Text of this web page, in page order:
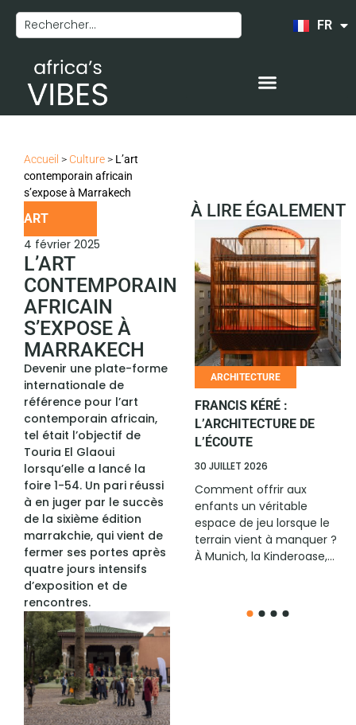
FR
EN
Accueil > Culture> L’art
contemporain africain
s’expose à Marrakech
ART
4 février 2025
L’ART
CONTEMPORAIN
AFRICAIN
S’EXPOSE À
MARRAKECH
Devenir une plate-forme
internationale de
référence pour l’art
contemporain africain,
tel était l’objectif de
Touria El Glaoui
lorsqu’elle a lancé la
foire 1-54. Un pari réussi
à en juger par le succès
de la sixième édition
marrakchie, qui vient de
fermer ses portes après
quatre jours intensifs
d’exposition et de
rencontres.
À LIRE ÉGALEMENT
LE RIRE AFRICAIN
CHANGE D’ÉCHELLE
6 JUILLET 2026
Avec son édition All Stars
2026, remportée à
Cotonou par l’Ivoirien
Ange Borys, La Relève
Afrique confirme sa place
parmi...
ARCHITECTURE
FRANCIS KÉRÉ :
L’ARCHITECTURE DE
L’ÉCOUTE
30 JUILLET 2026
Comment offrir aux
enfants un véritable
espace de jeu lorsque le
terrain vient à manquer ?
À Munich, la Kinderoase,...